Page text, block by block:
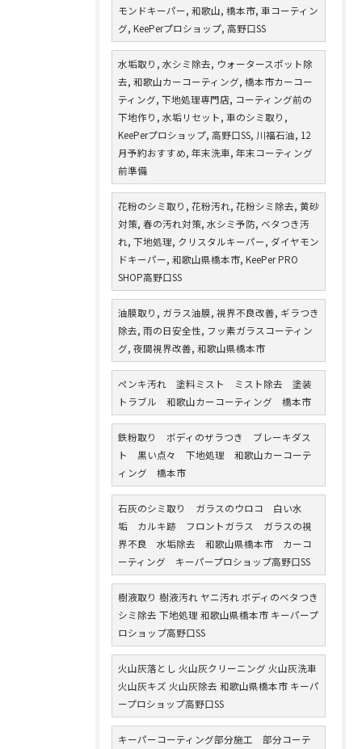
モンドキーパー, 和歌山, 橋本市, 車コーティン
グ, KeePerプロショップ, 高野口SS
水垢取り, 水シミ除去, ウォータースポット除
去, 和歌山カーコーティング, 橋本市カーコー
ティング, 下地処理専門店, コーティング前の
下地作り, 水垢リセット, 車のシミ取り,
KeePerプロショップ, 高野口SS, 川福石油, 12
月予約おすすめ, 年末洗車, 年末コーティング
前準備
花粉のシミ取り, 花粉汚れ, 花粉シミ除去, 黄砂
対策, 春の汚れ対策, 水シミ予防, ベタつき汚
れ, 下地処理, クリスタルキーパー, ダイヤモン
ドキーパー, 和歌山県橋本市, KeePer PRO
SHOP高野口SS
油膜取り, ガラス油膜, 視界不良改善, ギラつき
除去, 雨の日安全性, フッ素ガラスコーティン
グ, 夜間視界改善, 和歌山県橋本市
ペンキ汚れ 塗料ミスト ミスト除去 塗装
トラブル 和歌山カーコーティング 橋本市
鉄粉取り ボディのザラつき ブレーキダス
ト 黒い点々 下地処理 和歌山カーコーテ
ィング 橋本市
石灰のシミ取り ガラスのウロコ 白い水
垢 カルキ跡 フロントガラス ガラスの視
界不良 水垢除去 和歌山県橋本市 カーコ
ーティング キーパープロショップ高野口SS
樹液取り 樹液汚れ ヤニ汚れ ボディのベタつき
シミ除去 下地処理 和歌山県橋本市 キーパープ
ロショップ高野口SS
火山灰落とし 火山灰クリーニング 火山灰洗車
火山灰キズ 火山灰除去 和歌山県橋本市 キーパ
ープロショップ高野口SS
キーパーコーティング部分施工 部分コーテ